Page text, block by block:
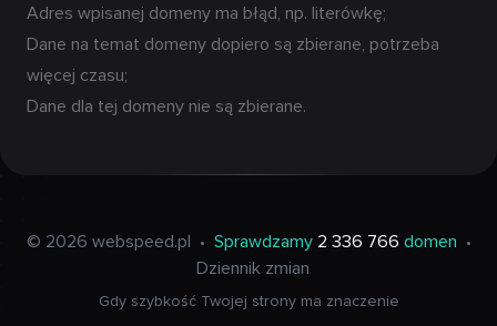
Adres wpisanej domeny ma błąd, np. literówkę;
Dane na temat domeny dopiero są zbierane, potrzeba
więcej czasu;
Dane dla tej domeny nie są zbierane.
© 2026 webspeed.pl • Sprawdzamy 2 336 766 domen
•
Dziennik zmian
Gdy szybkość Twojej strony ma znaczenie